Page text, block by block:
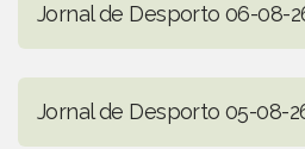
Jornal de Desporto 06-08-
Jornal de Desporto 05-08-